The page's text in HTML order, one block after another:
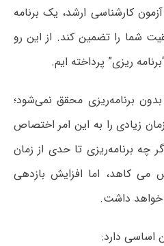
کارشناسی ارشد، یک برنامه
شما را تضمین کند. از این رو
ریزی” پرداخته ایم.
برنامه‌ریزی محقق نمی‌شود؛
زیادی را به این امر اختصاص
چه برنامه‌ریزی تا حدی از زمان
می کاهد، اما افزایش بازدهی
خواهد داشت.
اساسی دارد: